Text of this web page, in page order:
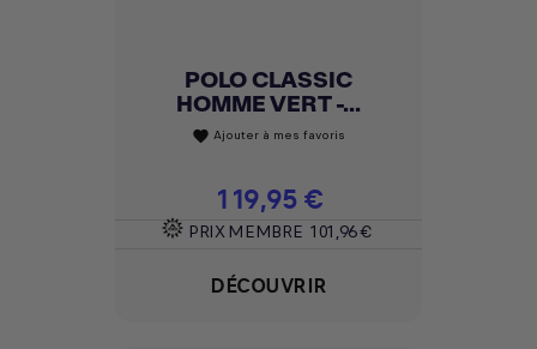
POLO CLASSIC
HOMME VERT -...
favorite Ajouter à mes favoris
Prix
119,95 €
PRIX MEMBRE 101,96 €
DÉCOUVRIR